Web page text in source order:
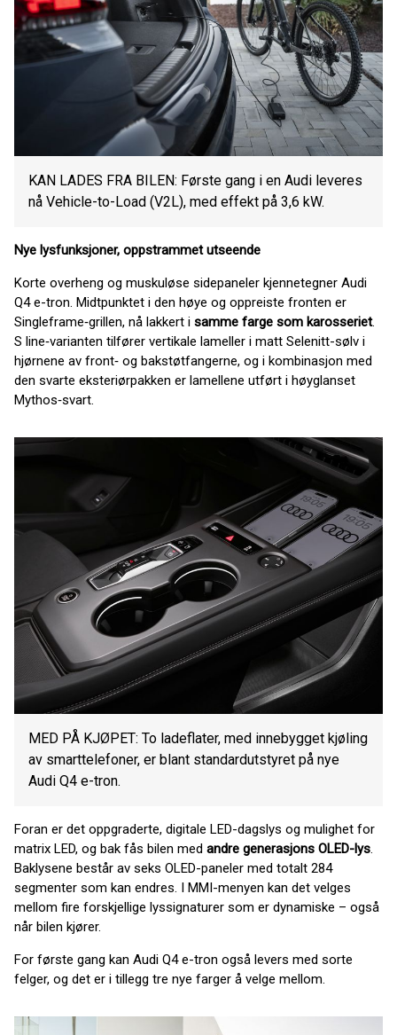
KAN LADES FRA BILEN: Første gang i en Audi leveres
nå Vehicle-to-Load (V2L), med effekt på 3,6 kW.
Nye lysfunksjoner, oppstrammet utseende
Korte overheng og muskuløse sidepaneler kjennetegner Audi
Q4 e-tron. Midtpunktet i den høye og oppreiste fronten er
Singleframe‑grillen, nå lakkert i samme farge som karosseriet.
S line‑varianten tilfører vertikale lameller i matt Selenitt-sølv i
hjørnene av front‑ og bakstøtfangerne, og i kombinasjon med
den svarte eksteriørpakken er lamellene utført i høyglanset
Mythos‑svart.
MED PÅ KJØPET: To ladeflater, med innebygget kjøling
av smarttelefoner, er blant standardutstyret på nye
Audi Q4 e-tron.
Foran er det oppgraderte, digitale LED-dagslys og mulighet for
matrix LED, og bak fås bilen med andre generasjons OLED-lys.
Baklysene består av seks OLED-paneler med totalt 284
segmenter som kan endres. I MMI-menyen kan det velges
mellom fire forskjellige lyssignaturer som er dynamiske – også
når bilen kjører.
For første gang kan Audi Q4 e-tron også levers med sorte
felger, og det er i tillegg tre nye farger å velge mellom.